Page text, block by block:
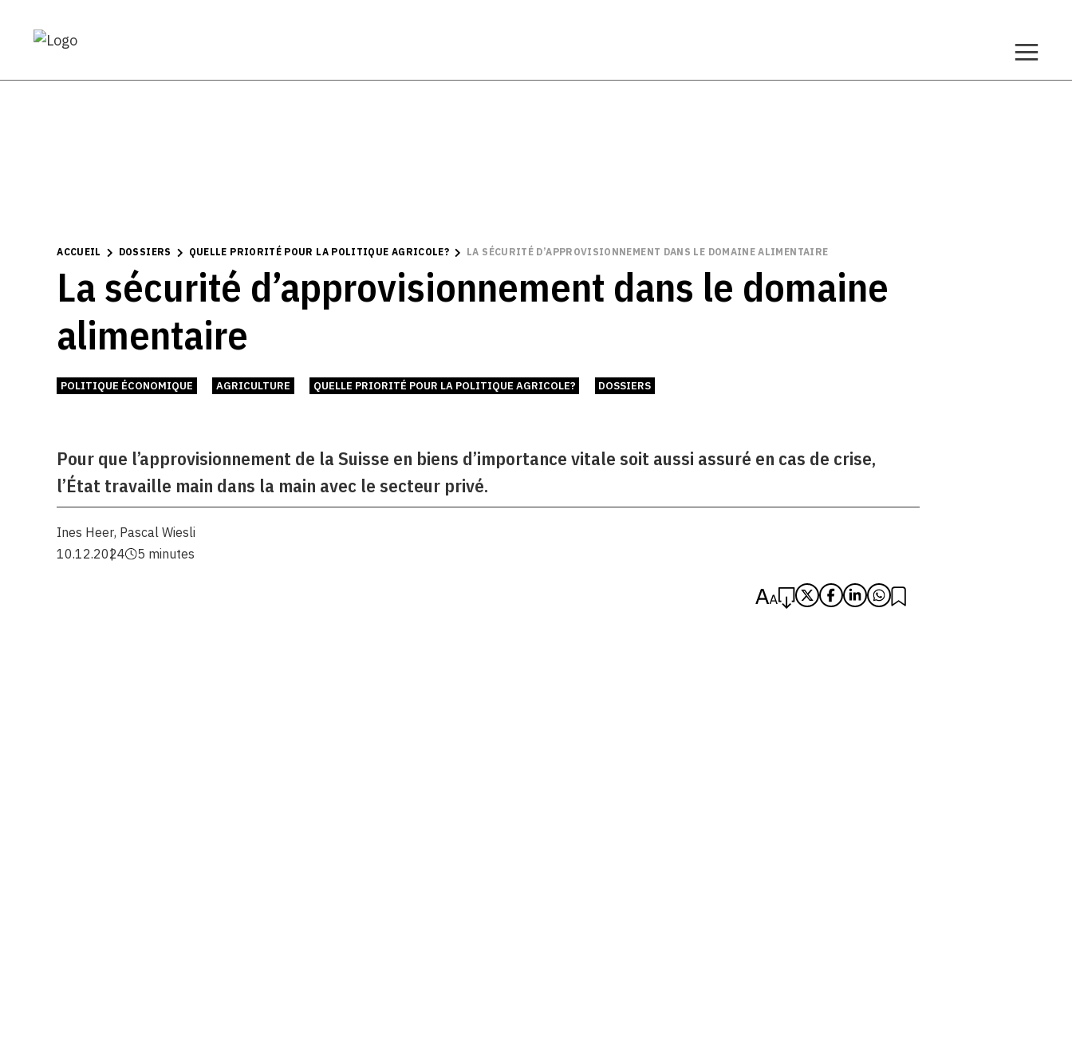
ACCUEIL DOSSIERS QUELLE PRIORITÉ POUR LA POLITIQUE AGRICOLE? LA SÉCURITÉ D’APPROVISIONNEMENT DANS LE DOMAINE ALIMENTAIRE
La sécurité d’approvisionnement dans le domaine
alimentaire
POLITIQUE ÉCONOMIQUE AGRICULTURE QUELLE PRIORITÉ POUR LA POLITIQUE AGRICOLE? DOSSIERS
Pour que l’approvisionnement de la Suisse en biens d’importance vitale soit aussi assuré en cas de crise,
l’État travaille main dans la main avec le secteur privé.
Ines Heer, Pascal Wiesli
10.12.2024
5 minutes